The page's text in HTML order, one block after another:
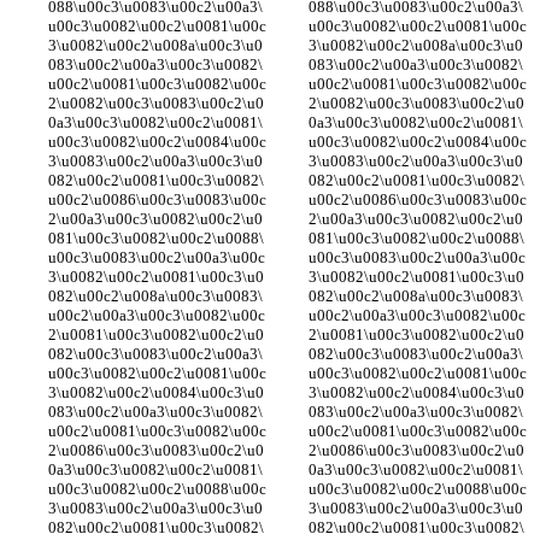
088\u00c3\u0083\u00c2\u00a3\
u00c3\u0082\u00c2\u0081\u00c
3\u0082\u00c2\u008a\u00c3\u0
083\u00c2\u00a3\u00c3\u0082\
u00c2\u0081\u00c3\u0082\u00c
2\u0082\u00c3\u0083\u00c2\u0
0a3\u00c3\u0082\u00c2\u0081\
u00c3\u0082\u00c2\u0084\u00c
3\u0083\u00c2\u00a3\u00c3\u0
082\u00c2\u0081\u00c3\u0082\
u00c2\u0086\u00c3\u0083\u00c
2\u00a3\u00c3\u0082\u00c2\u0
081\u00c3\u0082\u00c2\u0088\
u00c3\u0083\u00c2\u00a3\u00c
3\u0082\u00c2\u0081\u00c3\u0
082\u00c2\u008a\u00c3\u0083\
u00c2\u00a3\u00c3\u0082\u00c
2\u0081\u00c3\u0082\u00c2\u0
082\u00c3\u0083\u00c2\u00a3\
u00c3\u0082\u00c2\u0081\u00c
3\u0082\u00c2\u0084\u00c3\u0
083\u00c2\u00a3\u00c3\u0082\
u00c2\u0081\u00c3\u0082\u00c
2\u0086\u00c3\u0083\u00c2\u0
0a3\u00c3\u0082\u00c2\u0081\
u00c3\u0082\u00c2\u0088\u00c
3\u0083\u00c2\u00a3\u00c3\u0
082\u00c2\u0081\u00c3\u0082\
088\u00c3\u0083\u00c2\u00a3\
u00c3\u0082\u00c2\u0081\u00c
3\u0082\u00c2\u008a\u00c3\u0
083\u00c2\u00a3\u00c3\u0082\
u00c2\u0081\u00c3\u0082\u00c
2\u0082\u00c3\u0083\u00c2\u0
0a3\u00c3\u0082\u00c2\u0081\
u00c3\u0082\u00c2\u0084\u00c
3\u0083\u00c2\u00a3\u00c3\u0
082\u00c2\u0081\u00c3\u0082\
u00c2\u0086\u00c3\u0083\u00c
2\u00a3\u00c3\u0082\u00c2\u0
081\u00c3\u0082\u00c2\u0088\
u00c3\u0083\u00c2\u00a3\u00c
3\u0082\u00c2\u0081\u00c3\u0
082\u00c2\u008a\u00c3\u0083\
u00c2\u00a3\u00c3\u0082\u00c
2\u0081\u00c3\u0082\u00c2\u0
082\u00c3\u0083\u00c2\u00a3\
u00c3\u0082\u00c2\u0081\u00c
3\u0082\u00c2\u0084\u00c3\u0
083\u00c2\u00a3\u00c3\u0082\
u00c2\u0081\u00c3\u0082\u00c
2\u0086\u00c3\u0083\u00c2\u0
0a3\u00c3\u0082\u00c2\u0081\
u00c3\u0082\u00c2\u0088\u00c
3\u0083\u00c2\u00a3\u00c3\u0
082\u00c2\u0081\u00c3\u0082\